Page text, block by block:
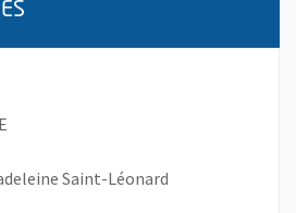
Saint-Léonard